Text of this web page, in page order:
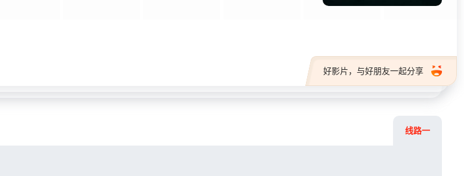
好影片，与好朋友一起分享
线路一